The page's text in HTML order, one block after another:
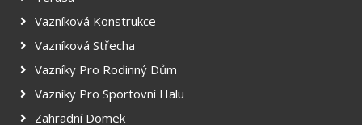
Vazníková Konstrukce
Vazníková Střecha
Vazníky Pro Rodinný Dům
Vazníky Pro Sportovní Halu
Zahradní Domek